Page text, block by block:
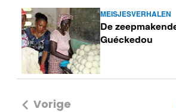
MEISJESVERHALEN
De
Guéckedou
Lees
meer
Vorige